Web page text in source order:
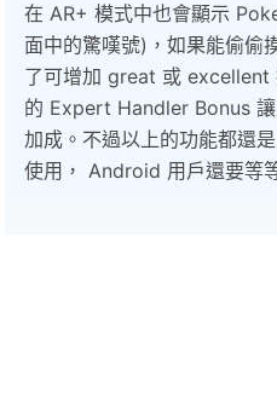
在 AR+ 模式中也會顯示
面中的驚嘆號)，如果能偷偷
了可增加 great 或 excellent
的 Expert Handler Bonus
加成。不過以上的功能都還
使用， Android 用戶還要等